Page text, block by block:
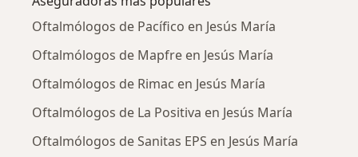
Oftalmólogos de Pacífico en Jesús María
Oftalmólogos de Mapfre en Jesús María
Oftalmólogos de Rimac en Jesús María
Oftalmólogos de La Positiva en Jesús María
Oftalmólogos de Sanitas EPS en Jesús María